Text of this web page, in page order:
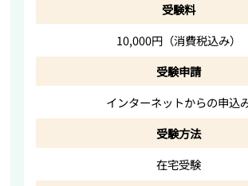
受験料
10,000円（消費税込み）
受験申請
インターネットからの申込
受験方法
在宅受験